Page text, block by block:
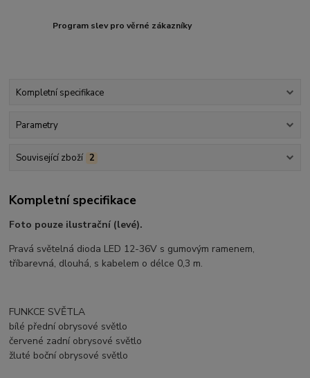
Program slev pro věrné zákazníky
Kompletní specifikace
Parametry
Související zboží 2
Kompletní specifikace
Foto pouze ilustrační (levé).
Pravá světelná dioda LED 12-36V s gumovým ramenem,
tříbarevná, dlouhá, s kabelem o délce 0,3 m.
FUNKCE SVĚTLA
bílé přední obrysové světlo
červené zadní obrysové světlo
žluté boční obrysové světlo